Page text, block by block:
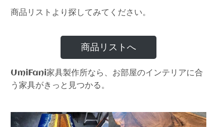
商品リストより探してみてください。
商品リストへ
UmiFani家具製作所なら、お部屋のインテリアに合
う家具がきっと見つかる。